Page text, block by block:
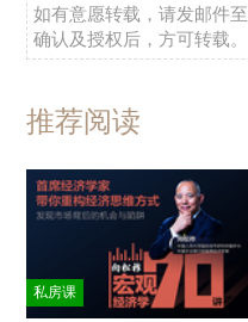
如有意愿转载，请发邮件至
确认及授权后，方可转载。
推荐阅读
私房课